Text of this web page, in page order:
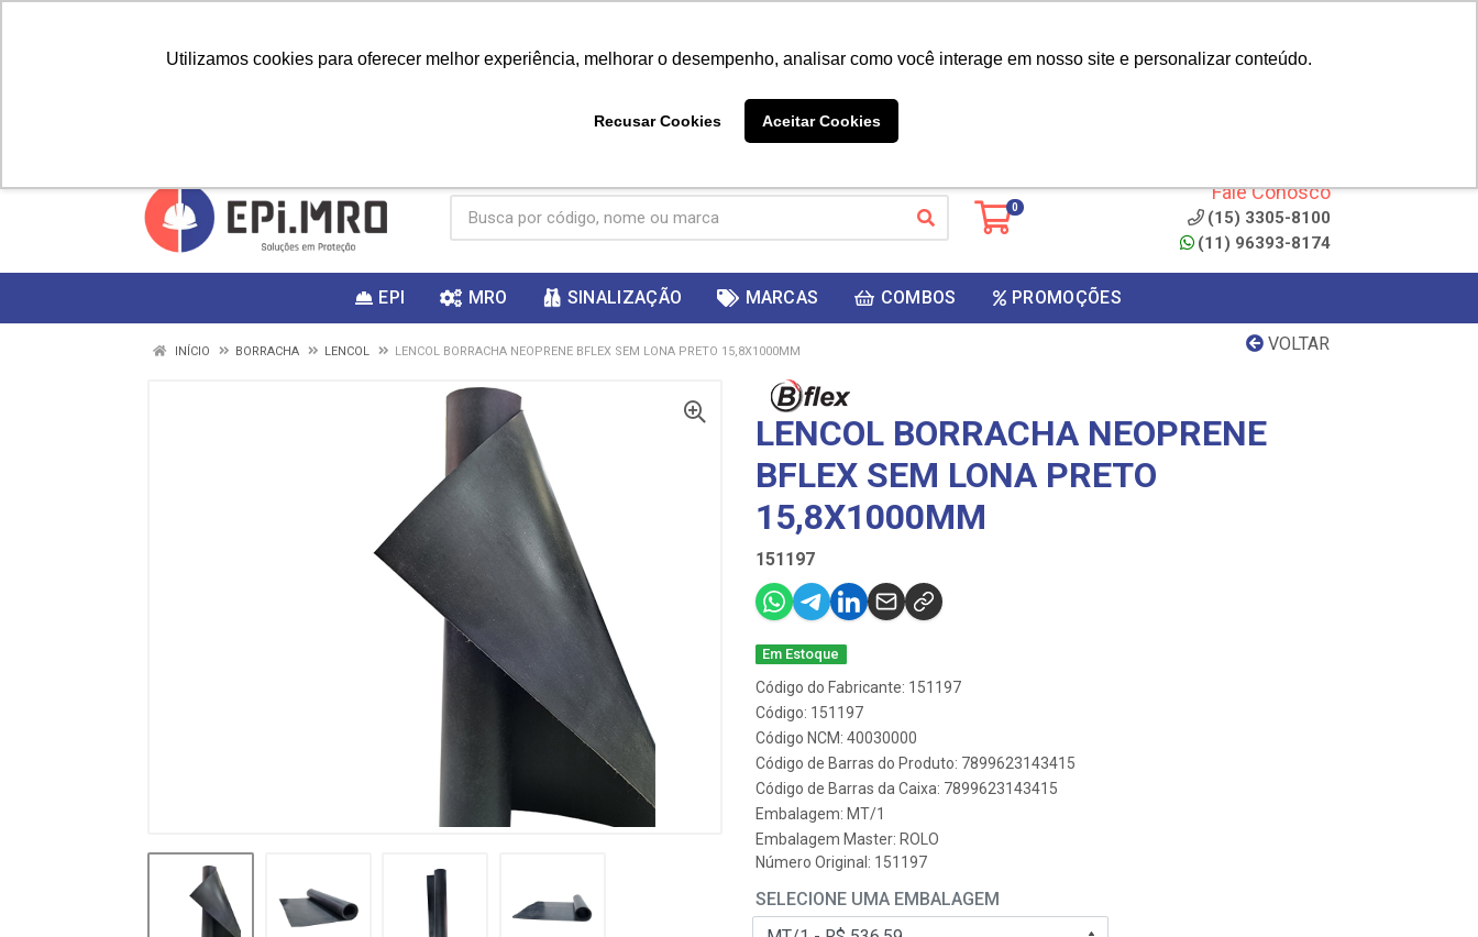
Utilizamos cookies para oferecer melhor experiência, melhorar o desempenho, analisar como você interage em nosso site e personalizar conteúdo.
Recusar Cookies Aceitar Cookies
ganhar
0
Fale Conosco
(15) 3305-8100
(11) 96393-8174
EPI MRO SINALIZAÇÃO MARCAS COMBOS PROMOÇÕES
VOLTAR
INÍCIO BORRACHA LENCOL LENCOL BORRACHA NEOPRENE BFLEX SEM LONA PRETO 15,8X1000MM
LENCOL BORRACHA NEOPRENE
BFLEX SEM LONA PRETO
15,8X1000MM
151197
Em Estoque
Código do Fabricante: 151197
Código: 151197
Código NCM: 40030000
Código de Barras do Produto: 7899623143415
Código de Barras da Caixa: 7899623143415
Embalagem: MT/1
Embalagem Master: ROLO
Número Original: 151197
SELECIONE UMA EMBALAGEM